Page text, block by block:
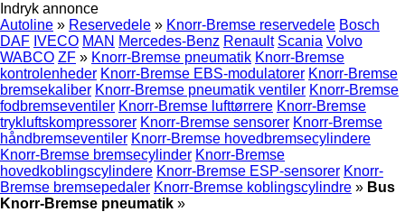
Indryk annonce
Autoline » Reservedele » Knorr-Bremse reservedele Bosch
DAF IVECO MAN Mercedes-Benz Renault Scania Volvo
WABCO ZF » Knorr-Bremse pneumatik Knorr-Bremse
kontrolenheder Knorr-Bremse EBS-modulatorer Knorr-Bremse
bremsekaliber Knorr-Bremse pneumatik ventiler Knorr-Bremse
fodbremseventiler Knorr-Bremse lufttørrere Knorr-Bremse
trykluftskompressorer Knorr-Bremse sensorer Knorr-Bremse
håndbremseventiler Knorr-Bremse hovedbremsecylindere
Knorr-Bremse bremsecylinder Knorr-Bremse
hovedkoblingscylindere Knorr-Bremse ESP-sensorer Knorr-
Bremse bremsepedaler Knorr-Bremse koblingscylindre » Bus
Knorr-Bremse pneumatik »